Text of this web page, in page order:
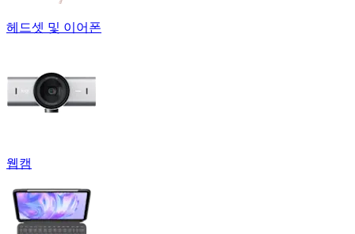
헤드셋 및 이어폰
웹캠